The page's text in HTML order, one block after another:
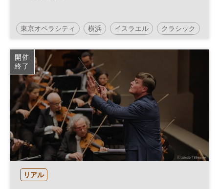
東京オペラシティ 横浜 イスラエル クラシック
オーケストラ ピアノ ヴァイオリン
コンサート
開催
終了
リアル